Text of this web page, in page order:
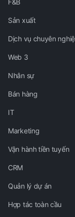
F&B
Sản xuất
Dịch vụ chuyên
Web 3
Nhân sự
Bán hàng
IT
Marketing
Vận hành tiền tuyến
CRM
Quản lý dự án
Hợp tác toàn cầu